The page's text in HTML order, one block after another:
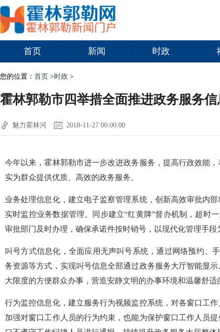
首页 新闻 时政
您的位置： 首页 >时政 >
霍林郭勒市四举措全面推进政务服务
魅力霍林河 2018-11-27 00:00:00
今年以来，霍林郭勒市进一步改进政务服务，提高行政效能
实为群众提供优质、高效的政务服务。
业务处理信息化，建立电子监察管理系统，创新高效审批内
实时监控业务数据管理。同步建立“红黄牌”督办机制，超时
审批部门及时办理，确保承诺件按时销号，以现代化管理手
叫号方式信息化，全面应用无声叫号系统，通过网络预约、
务资源等方式，实现叫号信息全部通过政务服务大厅智能显
大限度的方便群众办事，营造安静文明的办事环境和温馨舒适
行为监控信息化，建立服务行为视频监控系统，对各窗口工
加强对窗口工作人员的行为约束，也能为保护窗口工作人员